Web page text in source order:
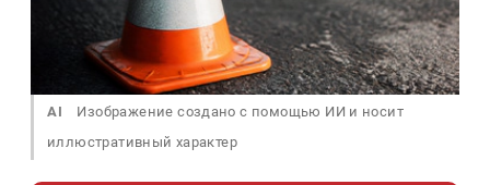
AI
Изображение создано с помощью ИИ и носит
иллюстративный характер